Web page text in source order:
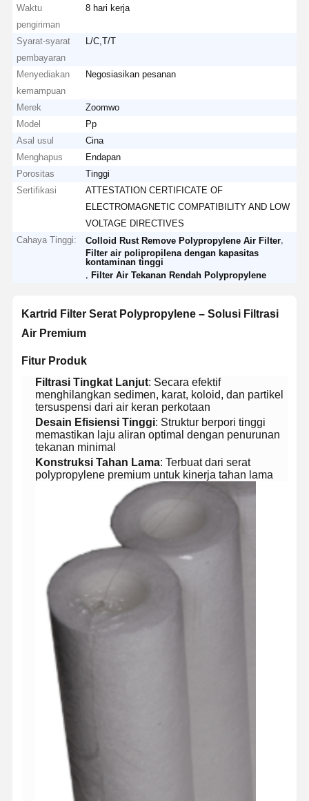
Waktu
pengiriman
8 hari kerja
Syarat-syarat
pembayaran
L/C,T/T
Menyediakan
kemampuan
Negosiasikan pesanan
Merek
Zoomwo
Model
Pp
Asal usul
Cina
Menghapus
Endapan
Porositas
Tinggi
Sertifikasi
ATTESTATION CERTIFICATE OF
ELECTROMAGNETIC COMPATIBILITY AND LOW
VOLTAGE DIRECTIVES
Cahaya Tinggi:
Colloid Rust Remove Polypropylene Air Filter
Filter air polipropilena dengan kapasitas
kontaminan tinggi
,Filter Air Tekanan Rendah Polypropylene
​Kartrid Filter Serat Polypropylene – Solusi Filtrasi
Air Premium​
​Fitur Produk​
​Filtrasi Tingkat Lanjut​​: Secara efektif
menghilangkan sedimen, karat, koloid, dan partikel
tersuspensi dari air keran perkotaan
​Desain Efisiensi Tinggi​​: Struktur berpori tinggi
memastikan laju aliran optimal dengan penurunan
tekanan minimal
​Konstruksi Tahan Lama​​: Terbuat dari serat
polypropylene premium untuk kinerja tahan lama